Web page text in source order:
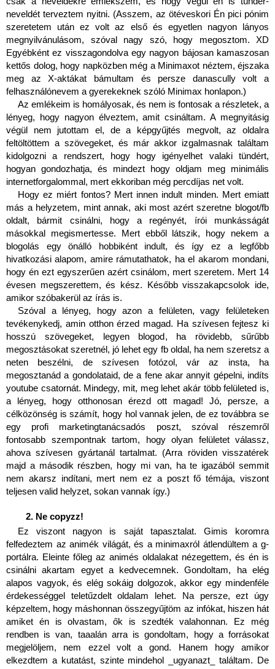
neveldét terveztem nyitni. (Asszem, az ötéveskori Én pici pónim
szeretetem után ez volt az első és egyetlen nagyon lányos
megnyilvánulásom, szóval nagy szó, hogy megosztom. XD
Egyébként ez visszagondolva egy nagyon bájosan kamaszosan
kettős dolog, hogy napközben még a Minimaxot néztem, éjszaka
meg az X-aktákat bámultam és persze danascully volt a
felhasználónevem a gyerekeknek szóló Minimax honlapon.)
Az emlékeim is homályosak, és nem is fontosak a részletek, a
lényeg, hogy nagyon élveztem, amit csináltam. A megnyitásig
végül nem jutottam el, de a képgyűjtés megvolt, az oldalra
feltöltöttem a szövegeket, és már akkor izgalmasnak találtam
kidolgozni a rendszert, hogy hogy igényelhet valaki tündért,
hogyan gondozhatja, és mindezt hogy oldjam meg minimális
internetforgalommal, mert ekkoriban még percdíjas net volt.
Hogy ez miért fontos? Mert innen indult minden. Mert emiatt
más a helyzetem, mint annak, aki most azért szeretne blogot/fb
oldalt, bármit csinálni, hogy a regényét, írói munkásságát
másokkal megismertesse. Mert ebből látszik, hogy nekem a
blogolás egy önálló hobbiként indult, és így ez a legfőbb
hivatkozási alapom, amire rámutathatok, ha el akarom mondani,
hogy én ezt egyszerűen azért csinálom, mert szeretem. Mert 14
évesen megszerettem, és kész. Később visszakapcsolok ide,
amikor szóbakerül az írás is.
Szóval a lényeg, hogy azon a felületen, vagy felületeken
tevékenykedj, amin otthon érzed magad. Ha szívesen fejtesz ki
hosszú szövegeket, legyen blogod, ha rövidebb, sűrűbb
megosztásokat szeretnél, jó lehet egy fb oldal, ha nem szeretsz a
neten beszélni, de szívesen fotózol, vár az insta, ha
megosztanád a gondolataid, de a fene akar annyit gépelni, indíts
youtube csatornát. Mindegy, mit, meg lehet akár több felületed is,
a lényeg, hogy otthonosan érezd ott magad! Jó, persze, a
célközönség is számít, hogy hol vannak jelen, de ez továbbra se
egy profi marketingtanácsadós poszt, szóval részemről
fontosabb szempontnak tartom, hogy olyan felületet válassz,
ahova szívesen gyártanál tartalmat. (Arra röviden visszatérek
majd a második részben, hogy mi van, ha te igazából semmit
nem akarsz indítani, mert nem ez a poszt fő témája, viszont
teljesen valid helyzet, sokan vannak így.)
Ne copyzz!
Ez viszont nagyon is saját tapasztalat. Gimis koromra
felfedeztem az animék világát, és a minimaxról átlendültem a g-
portálra. Eleinte főleg az animés oldalakat nézegettem, és én is
csinálni akartam egyet a kedvecemnek. Gondoltam, ha elég
alapos vagyok, és elég sokáig dolgozok, akkor egy mindenféle
érdekességgel teletűzdelt oldalam lehet. Na persze, ezt úgy
képzeltem, hogy máshonnan összegyűjtöm az infókat, hiszen hát
amiket én is olvastam, ők is szedték valahonnan. Ez még
rendben is van, taaalán arra is gondoltam, hogy a forrásokat
megjelöljem, nem ezzel volt a gond. Hanem hogy amikor
elkezdtem a kutatást, szinte mindehol _ugyanazt_ találtam. De